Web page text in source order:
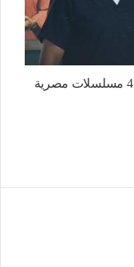
"قلب شمس" يجمع يسرا ومحمد سامي، 4 مسلسلات مصرية